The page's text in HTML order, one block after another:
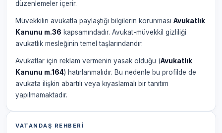
düzenlemeler içerir.
Müvekkilin avukatla paylaştığı bilgilerin korunması Avukatlık
Kanunu m.36 kapsamındadır. Avukat-müvekkil gizliliği
avukatlık mesleğinin temel taşlarındandır.
Avukatlar için reklam vermenin yasak olduğu (Avukatlık
Kanunu m.164) hatırlanmalıdır. Bu nedenle bu profilde de
avukata ilişkin abartılı veya kıyaslamalı bir tanıtım
yapılmamaktadır.
VATANDAŞ REHBERI